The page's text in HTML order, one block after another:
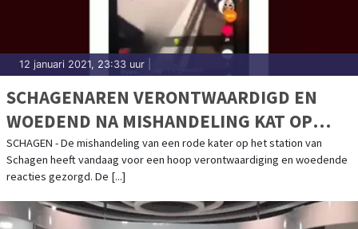
12 januari 2021, 23:33 uur
SCHAGENAREN VERONTWAARDIGD EN
WOEDEND NA MISHANDELING KAT OP
STATION
SCHAGEN - De mishandeling van een rode kater op het station van
Schagen heeft vandaag voor een hoop verontwaardiging en woedende
reacties gezorgd. De [...]